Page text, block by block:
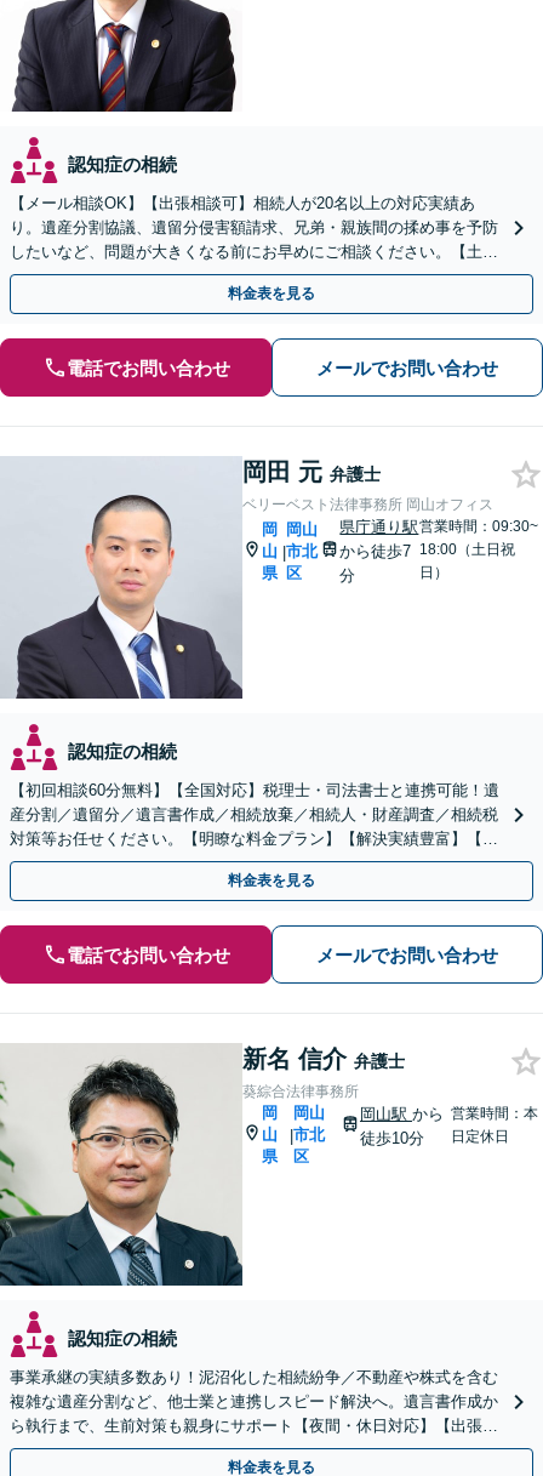
認知症の相続
【メール相談OK】【出張相談可】相続人が20名以上の対応実績あ
り。遺産分割協議、遺留分侵害額請求、兄弟・親族間の揉め事を予防
したいなど、問題が大きくなる前にお早めにご相談ください。【土日
祝・夜間相談も可能】
料金表を見る
電話でお問い合わせ メールでお問い合わせ
岡田 元 弁護士
ベリーベスト法律事務所 岡山オフィス
岡
山
県
|
岡山
市北
区
県庁通り駅
から徒歩7
分
営業時間：09:30~
18:00（土日祝
日）
認知症の相続
【初回相談60分無料】【全国対応】税理士・司法書士と連携可能！遺
産分割／遺留分／遺言書作成／相続放棄／相続人・財産調査／相続税
対策等お任せください。【明瞭な料金プラン】【解決実績豊富】【電
話相談可】
料金表を見る
電話でお問い合わせ メールでお問い合わせ
新名 信介 弁護士
葵綜合法律事務所
岡
山
県
|
岡山
市北
区
岡山駅 から
徒歩10分
営業時間：本
日定休日
認知症の相続
事業承継の実績多数あり！泥沼化した相続紛争／不動産や株式を含む
複雑な遺産分割など、他士業と連携しスピード解決へ。遺言書作成か
ら執行まで、生前対策も親身にサポート【夜間・休日対応】【出張サ
ポート】【岡山駅10分】
料金表を見る